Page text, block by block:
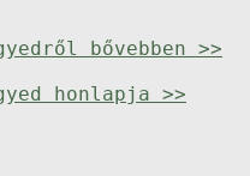
bővebben >>
honlapja >>